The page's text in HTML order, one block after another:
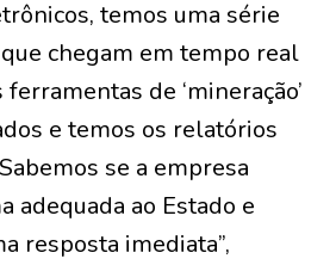
temos uma série
chegam em tempo real
de ‘mineração’
e temos os relatórios
se a empresa
adequada ao Estado e
resposta imediata”,